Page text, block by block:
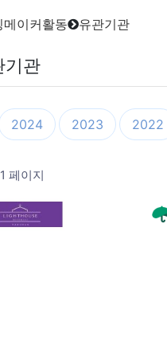
메이커활동 유관기관
기관
2024 2023 2022
1 페이지